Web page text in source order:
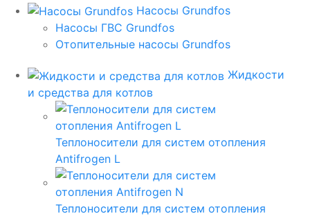
Насосы Grundfos
Насосы ГВС Grundfos
Отопительные насосы Grundfos
Жидкости
и средства для котлов
Теплоносители для систем отопления
Antifrogen L
Теплоносители для систем отопления